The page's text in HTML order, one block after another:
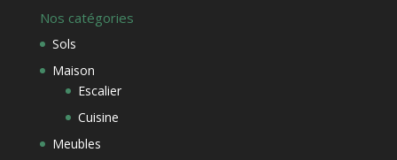
Nos catégories
Sols
Maison
Escalier
Cuisine
Meubles